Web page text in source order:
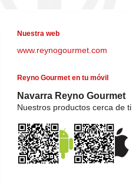
Nuestra web
www.reynogourmet.com
Reyno Gourmet en tu móvil
Navarra Reyno Gourmet
Nuestros productos cerca de ti